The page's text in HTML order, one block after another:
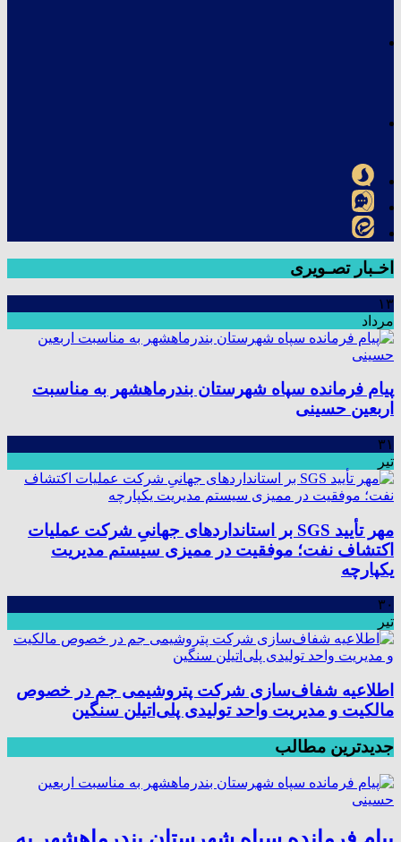
اخـبار تصـویری
۱۳
مرداد
پیام فرمانده سپاه شهرستان بندرماهشهر به مناسبت
اربعین حسینی
۳۱
تیر
مهر تأیید SGS بر استانداردهای جهانیِ شرکت عملیات
اکتشاف نفت؛ موفقیت در ممیزی سیستم مدیریت
یکپارچه
۳۰
تیر
اطلاعیه شفاف‌سازی شرکت پتروشیمی جم در خصوص
مالکیت و مدیریت واحد تولیدی پلی‌اتیلن سنگین
جدیدترین مطالب